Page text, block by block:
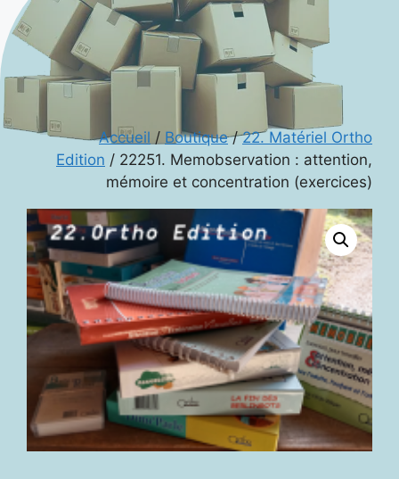
Accueil / Boutique/22. Matériel Ortho
Edition / 22251. Memobservation : attention,
mémoire et concentration (exercices)